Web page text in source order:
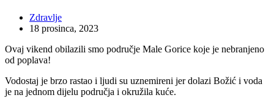
Zdravlje
18 prosinca, 2023
Ovaj vikend obilazili smo područje Male Gorice koje je nebranjeno
od poplava!
Vodostaj je brzo rastao i ljudi su uznemireni jer dolazi Božić i voda
je na jednom dijelu područja i okružila kuće.